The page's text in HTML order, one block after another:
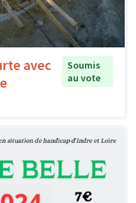
avec
Soumis
au vote